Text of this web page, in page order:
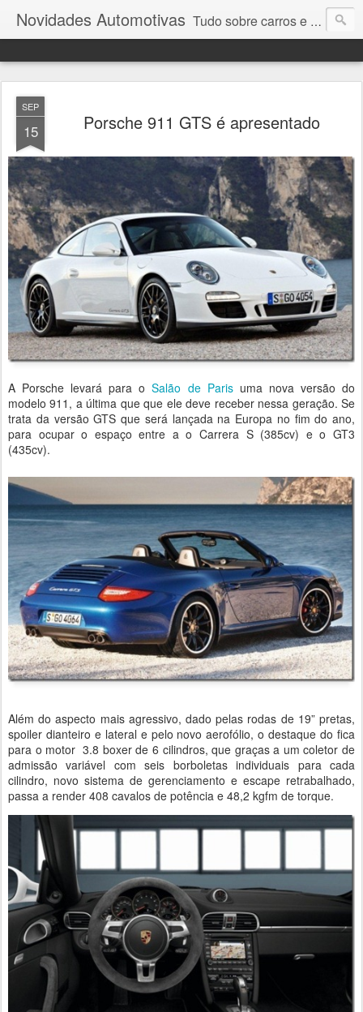
Novidades Automotivas Tudo sobre carros e motores
SEP
15 Porsche 911 GTS é apresentado
A Porsche levará para oSalão de Parisuma nova versão do
modelo 911, a última que que ele deve receber nessa geração. Se
trata da versão GTS que será lançada na Europa no fim do ano,
para ocupar o espaço entre a o Carrera S (385cv) e o GT3
(435cv).
Além do aspecto mais agressivo, dado pelas rodas de 19” pretas,
spoiler dianteiro e lateral e pelo novo aerofólio, o destaque do fica
para o motor 3.8 boxer de 6 cilindros, que graças a um coletor de
admissão variável com seis borboletas individuais para cada
cilindro, novo sistema de gerenciamento e escape retrabalhado,
passa a render 408 cavalos de potência e 48,2 kgfm de torque.